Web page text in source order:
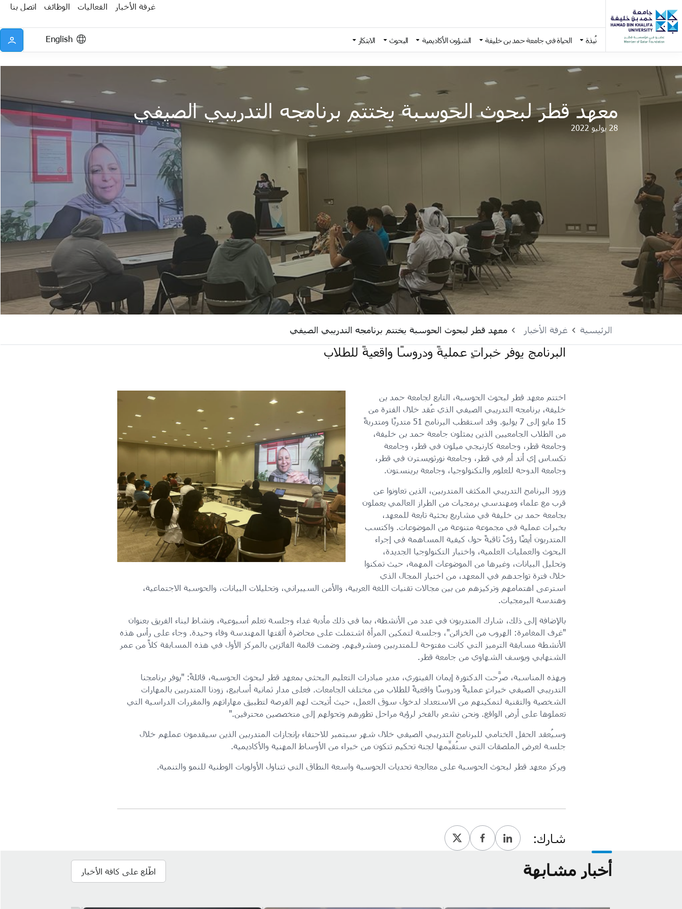
Skip to main content
غرفة الأخبار الفعاليات الوظائف اتصل بنا
نُبذة الحياة في جامعة حمد بن خليفة الشؤون الأكاديمية البحوث الابتكار English
معهد قطر لبحوث الحوسبة يختتم برنامجه التدريبي الصيفي
28 يوليو 2022
الرئيسية غرفة الأخبار معهد قطر لبحوث الحوسبة يختتم برنامجه التدريبي الصيفي
البرنامج يوفر خبراتٍ عمليةً ودروسًا واقعيةً للطلاب
اختتم معهد قطر لبحوث الحوسبة، التابع لجامعة حمد بن
خليفة، برنامجه التدريبي الصيفي الذي عُقد خلال الفترة من
15 مايو إلى 7 يوليو. وقد استقطب البرنامج 51 متدربًا ومتدربةً
من الطلاب الجامعيين الذين يمثلون جامعة حمد بن خليفة،
وجامعة قطر، وجامعة كارنيجي ميلون في قطر، وجامعة
تكساس إي أند أم في قطر، وجامعة نورثويسترن في قطر،
وجامعة الدوحة للعلوم والتكنولوجيا، وجامعة برينستون.
وزود البرنامج التدريبي المكثف المتدربين، الذين تعاونوا عن
قرب مع علماء ومهندسي برمجيات من الطراز العالمي يعملون
بجامعة حمد بن خليفة في مشاريع بحثية تابعة للمعهد،
بخبرات عملية في مجموعة متنوعة من الموضوعات. واكتسب
المتدربون أيضًا رؤىً ثاقبةً حول كيفية المساهمة في إجراء
البحوث والعمليات العلمية، واختبار التكنولوجيا الجديدة،
وتحليل البيانات، وغيرها من الموضوعات المهمة، حيث تمكنوا
خلال فترة تواجدهم في المعهد، من اختيار المجال الذي
استرعى اهتمامهم وتركيزهم من بين مجالات تقنيات اللغة العربية، والأمن السيبراني، وتحليلات البيانات، والحوسبة الاجتماعية،
وهندسة البرمجيات.
بالإضافة إلى ذلك، شارك المتدربون في عدد من الأنشطة، بما في ذلك مأدبة غداء وجلسة تعلم أسبوعية، ونشاط لبناء الفريق بعنوان
"غرف المغامرة: الهروب من الخزائن"، وجلسة لتمكين المرأة اشتملت على محاضرة ألقتها المهندسة وفاء وحيدة. وجاء على رأس هذه
الأنشطة مسابقة الترميز التي كانت مفتوحة لـلمتدربين ومشرفيهم. وضمت قائمة الفائزين بالمركز الأول في هذه المسابقة كلاً من عمر
الشنهابي ويوسف الشهاوي من جامعة قطر.
وبهذه المناسبة، صرَّحت الدكتورة إيمان الفيتوري، مدير مبادرات التعليم البحثي بمعهد قطر لبحوث الحوسبة، قائلةً: "يوفر برنامجنا
التدريبي الصيفي خبراتٍ عمليةً ودروسًا واقعيةً للطلاب من مختلف الجامعات. فعلى مدار ثمانية أسابيع، زودنا المتدربين بالمهارات
الشخصية والتقنية لتمكينهم من الاستعداد لدخول سوق العمل، حيث أتيحت لهم الفرصة لتطبيق مهاراتهم والمقررات الدراسية التي
تعملوها على أرض الواقع. ونحن نشعر بالفخر لرؤية مراحل تطورهم وتحولهم إلى متخصصين محترفين."
وسيُعقد الحفل الختامي للبرنامج التدريبي الصيفي خلال شهر سبتمبر للاحتفاء بإنجازات المتدربين الذين سيقدمون عملهم خلال
جلسة لعرض الملصقات التي ستُقيِّمها لجنة تحكيم تتكون من خبراء من الأوساط المهنية والأكاديمية.
ويركز معهد قطر لبحوث الحوسبة على معالجة تحديات الحوسبة واسعة النطاق التي تتناول الأولويات الوطنية للنمو والتنمية.
شارك:
أخبار مشابهة اطّلع على كافة الأخبار